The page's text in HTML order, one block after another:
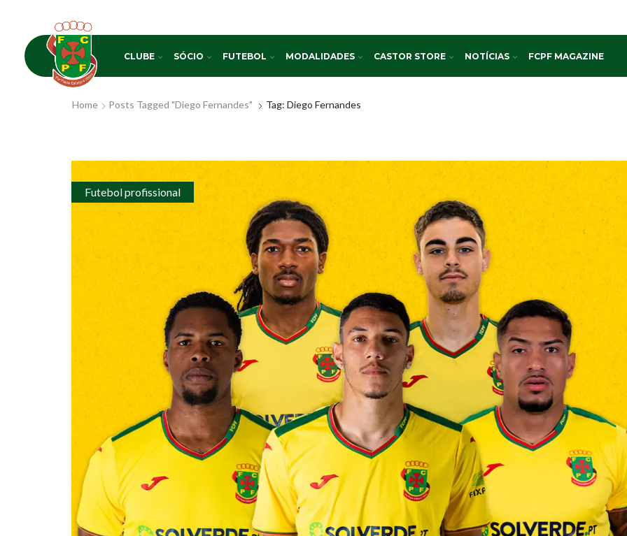
CLUBE SÓCIO FUTEBOL MODALIDADES CASTOR STORE NOTÍCIAS FCPF MAGAZINE
Home Posts Tagged "Diego Fernandes" Tag: Diego Fernandes
Futebol profissional